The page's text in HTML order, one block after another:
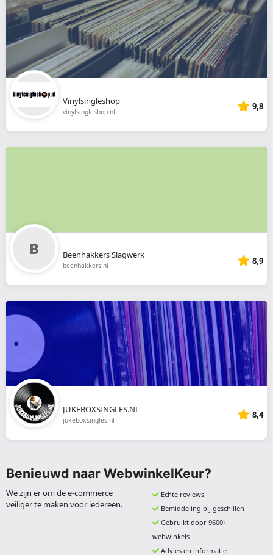
Vinylsingleshop
vinylsingleshop.nl 9,8
Beenhakkers Slagwerk
beenhakkers.nl 8,9
JUKEBOXSINGLES.NL
jukeboxsingles.nl 8,4
Benieuwd naar WebwinkelKeur?
We zijn er om de e-commerce
veiliger te maken voor iedereen.
Echte reviews
Bemiddeling bij geschillen
Gebruikt door 9600+
webwinkels
Advies en informatie